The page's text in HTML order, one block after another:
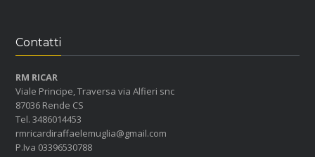
Contatti
RM RICAR
Viale Principe, Traversa via Alfieri snc
87036 Rende CS
Tel. 3486014453
rmricardiraffaelemuglia@gmail.com
P.Iva 03396530788